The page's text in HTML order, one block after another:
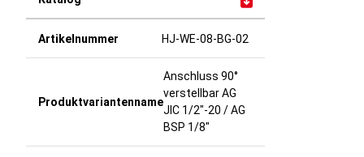
HJ-WE-08-BG-02
Anschluss 90°
verstellbar AG
JIC 1/2"-20 / AG
BSP 1/8"